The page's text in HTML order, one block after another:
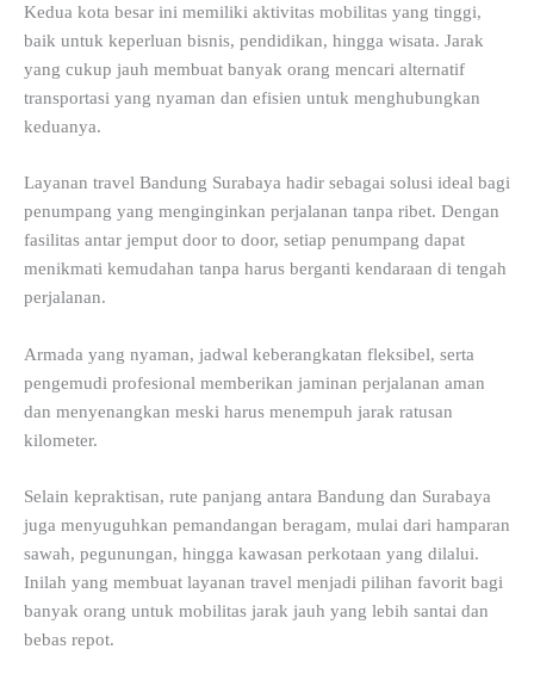
Kedua kota besar ini memiliki aktivitas mobilitas yang tinggi,
baik untuk keperluan bisnis, pendidikan, hingga wisata. Jarak
yang cukup jauh membuat banyak orang mencari alternatif
transportasi yang nyaman dan efisien untuk menghubungkan
keduanya.
Layanan travel Bandung Surabaya hadir sebagai solusi ideal bagi
penumpang yang menginginkan perjalanan tanpa ribet. Dengan
fasilitas antar jemput door to door, setiap penumpang dapat
menikmati kemudahan tanpa harus berganti kendaraan di tengah
perjalanan.
Armada yang nyaman, jadwal keberangkatan fleksibel, serta
pengemudi profesional memberikan jaminan perjalanan aman
dan menyenangkan meski harus menempuh jarak ratusan
kilometer.
Selain kepraktisan, rute panjang antara Bandung dan Surabaya
juga menyuguhkan pemandangan beragam, mulai dari hamparan
sawah, pegunungan, hingga kawasan perkotaan yang dilalui.
Inilah yang membuat layanan travel menjadi pilihan favorit bagi
banyak orang untuk mobilitas jarak jauh yang lebih santai dan
bebas repot.